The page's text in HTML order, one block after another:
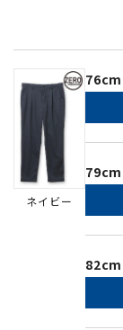
ネイビー
76cm
79cm
82cm